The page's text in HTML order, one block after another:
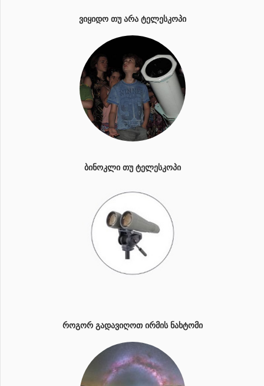
ᲕᲘᲧᲘᲓᲝ ᲗᲣ ᲐᲠᲐ ᲢᲔᲚᲔᲡᲙᲝᲞᲘ
ᲑᲘᲜᲝᲙᲚᲘ ᲗᲣ ᲢᲔᲚᲔᲡᲙᲝᲞᲘ
ᲠᲝᲒᲝᲠ ᲒᲐᲓᲐᲕᲘᲦᲝᲗ ᲘᲠᲛᲘᲡ ᲜᲐᲮᲢᲝᲛᲘ